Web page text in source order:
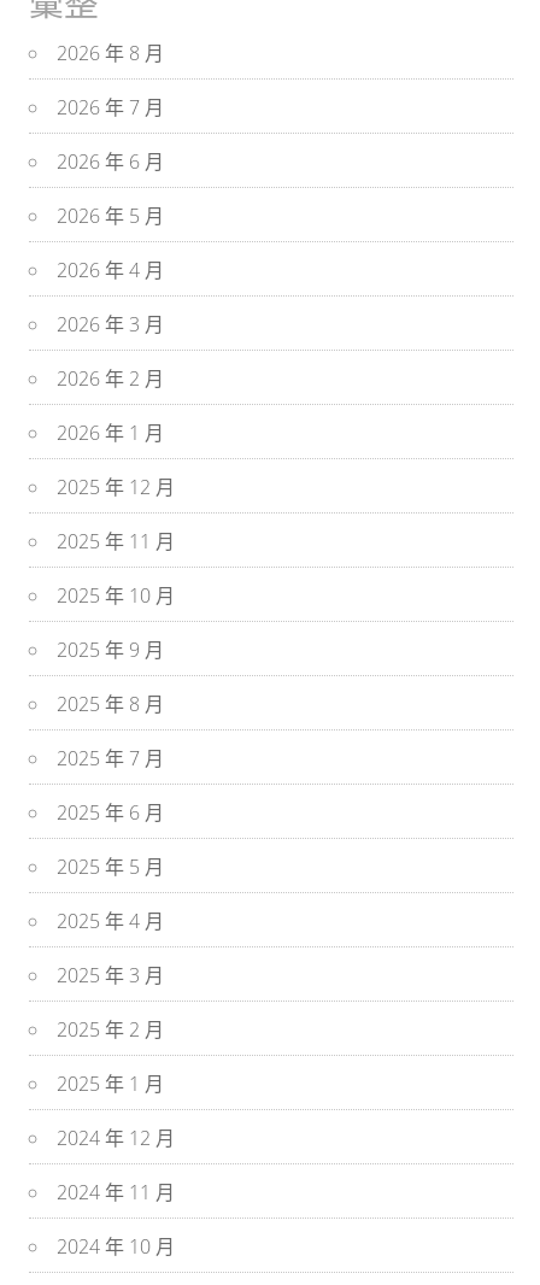
2026 年 8 月
2026 年 7 月
2026 年 6 月
2026 年 5 月
2026 年 4 月
2026 年 3 月
2026 年 2 月
2026 年 1 月
2025 年 12 月
2025 年 11 月
2025 年 10 月
2025 年 9 月
2025 年 8 月
2025 年 7 月
2025 年 6 月
2025 年 5 月
2025 年 4 月
2025 年 3 月
2025 年 2 月
2025 年 1 月
2024 年 12 月
2024 年 11 月
2024 年 10 月